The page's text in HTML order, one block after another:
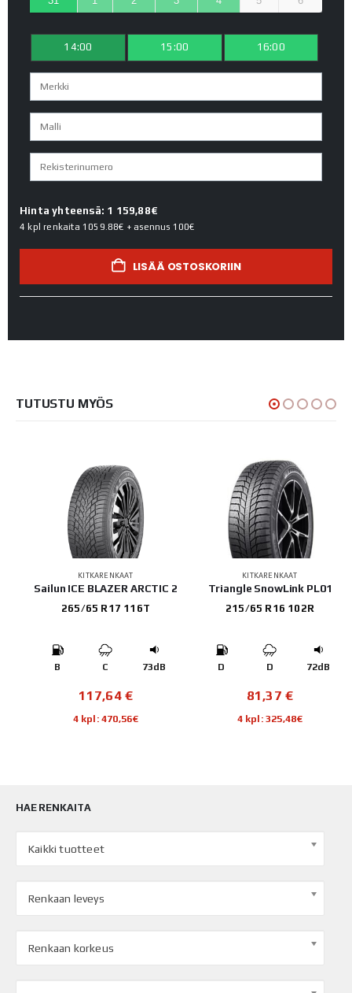
14:00 15:00 16:00
Hinta yhteensä: 1 159,88€
4 kpl renkaita 1059.88€ + asennus 100€
LISÄÄ OSTOSKORIIN
TUTUSTU MYÖS
KITKARENKAAT
Sailun ICE BLAZER ARCTIC 2
265/65 R17 116T
B C 73dB
117,64€
4 kpl: 470,56€
KITKARENKAAT
Triangle SnowLink PL01
215/65 R16 102R
D D 72dB
81,37 €
4 kpl: 325,48€
HAE RENKAITA
Kaikki tuotteet
Renkaan leveys
Renkaan korkeus